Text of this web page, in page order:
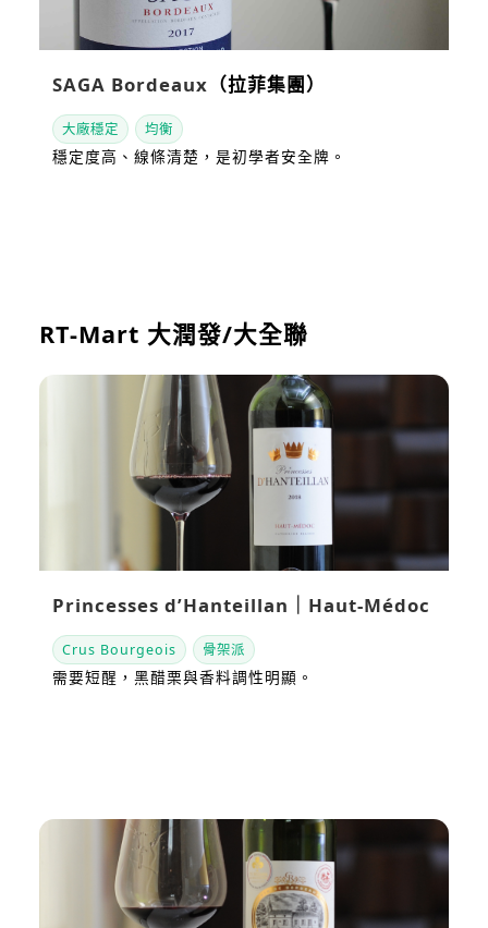
SAGA Bordeaux （拉菲集團）
大廠穩定 均衡
穩定度高、線條清楚，是初學者安全牌。
RT-Mart 大潤發/大全聯
Princesses d’Hanteillan｜Haut-Médoc
Crus Bourgeois 骨架派
需要短醒，黑醋栗與香料調性明顯。